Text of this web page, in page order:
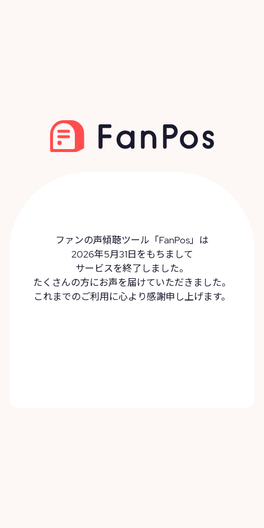
ファンの声傾聴ツール「FanPos」は
2026年5月31日をもちまして
サービスを終了しました。
たくさんの方にお声を届けていただきました。
これまでのご利用に心より感謝申し上げます。